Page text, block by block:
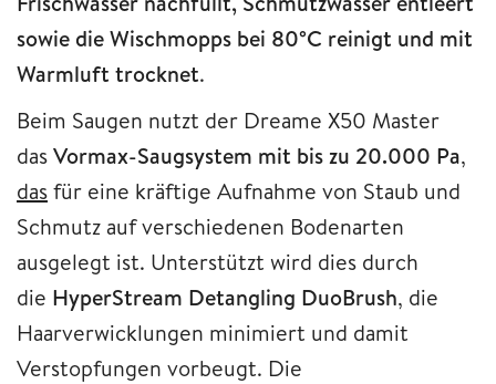
sowie die Wischmopps bei 80°C reinigt und mit
Warmluft trocknet.
Beim Saugen nutzt der Dreame X50 Master
dasVormax-Saugsystem mit bis zu 20.000 Pa,
dasfür eine kräftige Aufnahme von Staub und
Schmutz auf verschiedenen Bodenarten
ausgelegt ist. Unterstützt wird dies durch
die HyperStream Detangling DuoBrush, die
Haarverwicklungen minimiert und damit
Verstopfungen vorbeugt. Die